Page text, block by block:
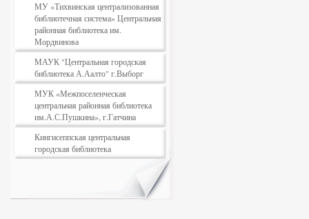
МУ «Тихвинская централизованная
библиотечная система» Центральная
районная библиотека им.
Мордвинова
МАУК "Центральная городская
библиотека А.Аалто" г.Выборг
МУК «Межпоселенческая
центральная районная библиотека
им.А.С.Пушкина», г.Гатчина
Кингисеппская центральная
городская библиотека